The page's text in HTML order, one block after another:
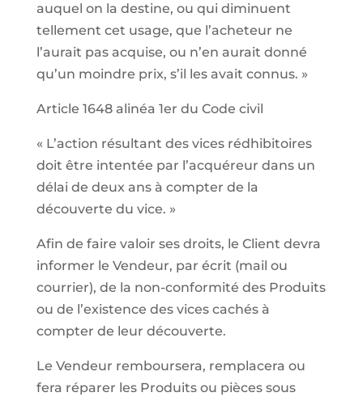
auquel on la destine, ou qui diminuent
tellement cet usage, que l’acheteur ne
l’aurait pas acquise, ou n’en aurait donné
qu’un moindre prix, s’il les avait connus. »
Article 1648 alinéa 1er du Code civil
« L’action résultant des vices rédhibitoires
doit être intentée par l’acquéreur dans un
délai de deux ans à compter de la
découverte du vice. »
Afin de faire valoir ses droits, le Client devra
informer le Vendeur, par écrit (mail ou
courrier), de la non-conformité des Produits
ou de l’existence des vices cachés à
compter de leur découverte.
Le Vendeur remboursera, remplacera ou
fera réparer les Produits ou pièces sous